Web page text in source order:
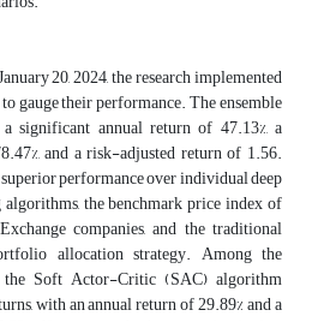
20, 2024, the research implemented
gauge their performance. The ensemble
significant annual return of 47.13%, a
and a risk-adjusted return of 1.56.
performance over individual deep
the benchmark price index of
companies, and the traditional
allocation strategy. Among the
the Soft Actor-Critic (SAC) algorithm
with an annual return of 29.89% and a